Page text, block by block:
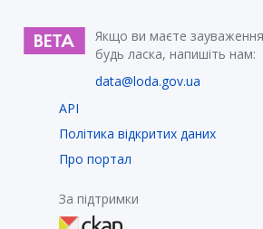
Якщо ви маєте
будь ласка, напишіть нам:
data@loda.gov.ua
API
Політика відкритих даних
Про портал
За підтримки